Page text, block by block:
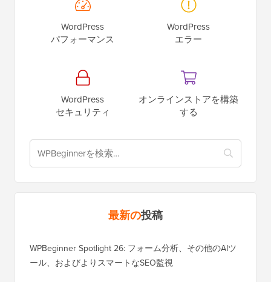
WordPress
パフォーマンス
WordPress
エラー
WordPress
セキュリティ
オンラインストアを構築
する
最新の投稿
WPBeginner Spotlight 26: フォーム分析、その他のAIツ
ール、およびよりスマートなSEO監視